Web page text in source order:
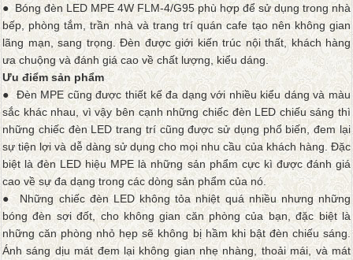
● Bóng đèn LED MPE 4W FLM-4/G95 phù hợp để sử dụng trong nhà
bếp, phòng tắm, trần nhà và trang trí quán cafe tạo nên không gian
lãng mạn, sang trọng. Đèn được giới kiến trúc nội thất, khách hàng
ưa chuộng và đánh giá cao về chất lượng, kiểu dáng.
Ưu điểm sản phẩm
● Đèn MPE cũng được thiết kế đa dạng với nhiều kiểu dáng và màu
sắc khác nhau, vì vậy bên cạnh những chiếc đèn LED chiếu sáng thì
những chiếc đèn LED trang trí cũng được sử dụng phổ biến, đem lại
sự tiện lợi và dễ dàng sử dụng cho mọi nhu cầu của khách hàng. Đặc
biệt là đèn LED hiệu MPE là những sản phẩm cực kì được đánh giá
cao về sự đa dạng trong các dòng sản phẩm của nó.
● Những chiếc đèn LED không tỏa nhiệt quá nhiều nhưng những
bóng đèn sợi đốt, cho không gian căn phòng của bạn, đặc biệt là
những căn phòng nhỏ hẹp sẽ không bị hầm khi bật đèn chiếu sáng.
Ánh sáng dịu mát đem lại không gian nhẹ nhàng, thoải mái, và mát